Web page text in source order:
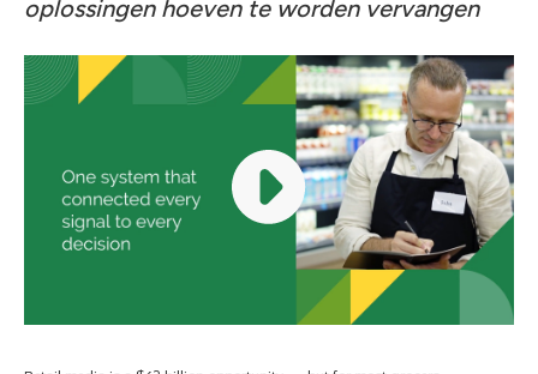
oplossingen hoeven te worden vervangen